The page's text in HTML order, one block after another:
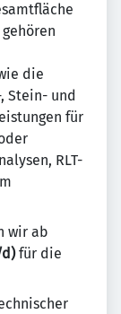
die
Stein- und
für
RLT-
wir ab
für die